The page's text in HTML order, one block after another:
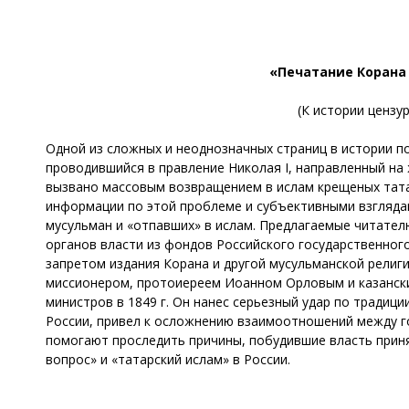
«Печатание
(К истории
Одной из сложных и неоднозначных страниц в истории
проводившийся в правление Николая I, направленный
вызвано массовым возвращением в ислам крещеных
информации по этой проблеме и субъективными
мусульман и «отпавших» в ислам. Предлагаемые
органов власти из фондов Российского
запретом издания Корана и другой мусульманской
миссионером, протоиереем Иоанном Орловым и
министров в 1849 г. Он нанес серьезный удар по
России, привел к осложнению взаимоотношений между
помогают проследить причины, побудившие власть
вопрос» и «татарский ислам» в России.